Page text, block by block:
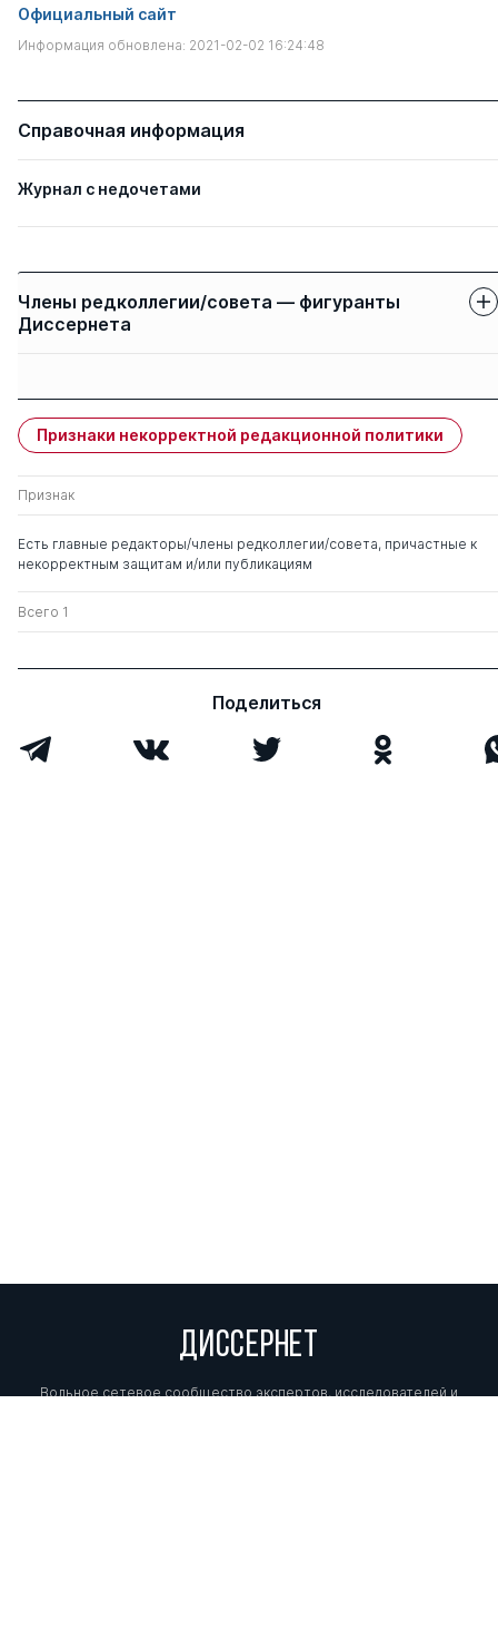
Официальный сайт
Информация обновлена: 2021-02-02 16:24:48
Справочная информация
Журнал с недочетами
Члены редколлегии/совета — фигуранты
Диссернета
Хухлаев Олег
Евгеньевич
0 2
Николаевич
Признаки некорректной редакционной политики
Признак
Есть главные редакторы/члены редколлегии/совета, причастные к
некорректным защитам и/или публикациям
Всего 1
Поделиться
ДИССЕРНЕТ
Вольное сетевое сообщество экспертов, исследователей и